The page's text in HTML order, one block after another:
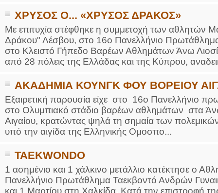
ΧΡΥΣΟΣ Ο... «ΧΡΥΣΟΣ ΔΡΑΚΟΣ»
Με επιτυχία στέφθηκε η συμμετοχή των αθλητών
Δράκου" Λέσβου, στο 16ο Πανελλήνιο
στο Κλειστό Γήπεδο Βαρέων Αθλημάτων Άνω
από 28 πόλεις της Ελλάδας και της Κύπρου,
ΑΚΑΔΗΜΙΑ ΚΟΥΝΓΚ ΦΟΥ ΒΟΡΕΙΟΥ
Εξαιρετική παρουσία είχε στο 16ο Πανελλήνιο
στο Ολυμπιακό στάδιο βαρέων αθλημάτων στα
Αιγαίου, κρατώντας ψηλά τη σημαία των
υπό την αιγίδα της Ελληνικής Ομοσπο...
TAEKWONDO
1 ασημένιο και 1 χάλκινο μετάλλιο κατέκτησε ο
Πανελλήνιο Πρωτάθλημα Ταεκβοντό Ανδρών
και 1 Μαρτίου στη Χαλκίδα. Κατά την επιστροφή